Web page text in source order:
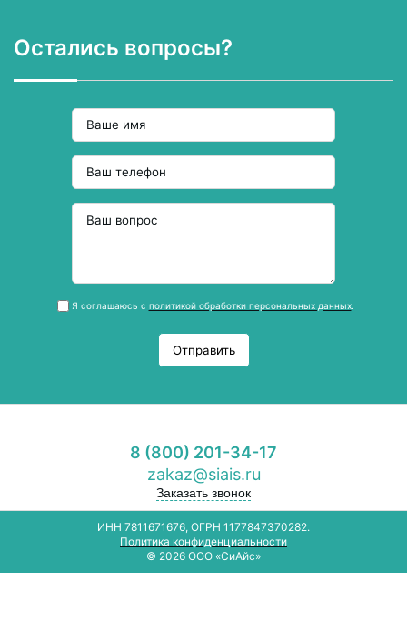
Остались вопросы?
Я соглашаюсь с политикой обработки персональных данных.
Отправить
8 (800) 201-34-17
zakaz@siais.ru
Заказать звонок
ИНН 7811671676, ОГРН 1177847370282.
Политика конфиденциальности
© 2026 ООО «СиАйс»